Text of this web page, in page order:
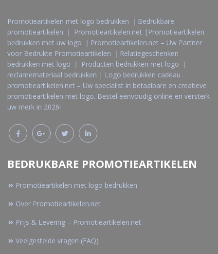
Promotieartikelen met logo bedrukken ｜Bedrukbare
promotieartikelen ｜ Promotieartikelen.net |Promotieartikelen
bedrukken met uw logo ｜Promotieartikelen.net – Uw Partner
voor Bedrukte Promotieartikelen ｜Relatiegeschenken
bedrukken met logo ｜ Producten bedrukken met logo ｜
reclamemateriaal bedrukken | Logo bedrukken cadeau
promotieartikelen.net – Uw specialist in betaalbare en creatieve
promotieartikelen met logo. Bestel eenvoudig online en versterk
uw merk in 2026!
BEDRUKBARE PROMOTIEARTIKELEN
Promotieartikelen met logo bedrukken
Over Promotieartikelen.net
Prijs & Levering – Promotieartikelen.net
Veelgestelde vragen (FAQ)